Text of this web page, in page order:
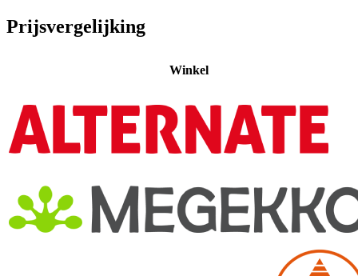
Prijsvergelijking
Winkel